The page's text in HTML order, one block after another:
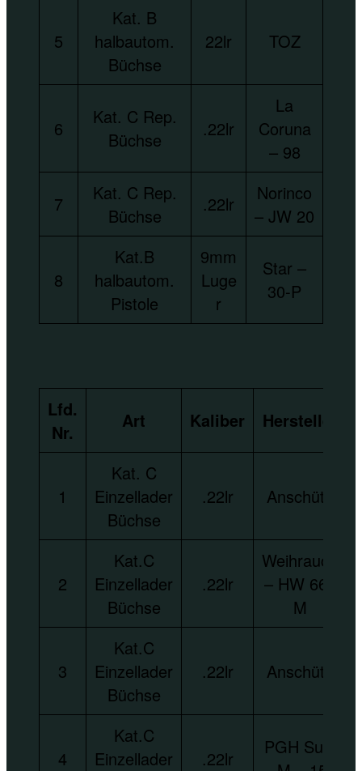
5
Kat. B
halbautom.
Büchse
22lr TOZ
6
Kat. C Rep.
Büchse
.22lr
La
Coruna
– 98
7
Kat. C Rep.
Büchse
.22lr
Norinco
– JW 20
8
Kat.B
halbautom.
Pistole
9mm
Luge
r
Star –
30-P
Lfd.
Nr.
Art Kaliber Hersteller
1
Kat. C
Einzellader
Büchse
.22lr Anschütz
2
Kat.C
Einzellader
Büchse
.22lr
Weihrauch
– HW 660
M
3
Kat.C
Einzellader
Büchse
.22lr Anschütz
4
Kat.C
Einzellader
.22lr
PGH Suhl